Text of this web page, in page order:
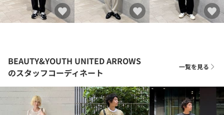
BEAUTY&YOUTH UNITED ARROWS
のスタッフコーディネート
一覧を見る